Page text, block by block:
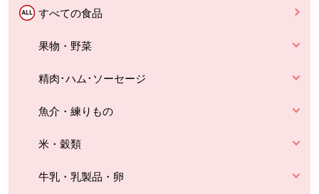
すべての食品
果物・野菜
精肉･ハム･ソーセージ
魚介・練りもの
米・穀類
牛乳・乳製品・卵